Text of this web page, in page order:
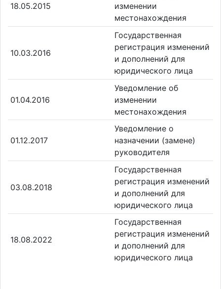
18.05.2015
изменении
местонахождения
10.03.2016
Государственная
регистрация изменений
и дополнений для
юридического лица
01.04.2016
Уведомление об
изменении
местонахождения
01.12.2017
Уведомление о
назначении (замене)
руководителя
03.08.2018
Государственная
регистрация изменений
и дополнений для
юридического лица
18.08.2022
Государственная
регистрация изменений
и дополнений для
юридического лица